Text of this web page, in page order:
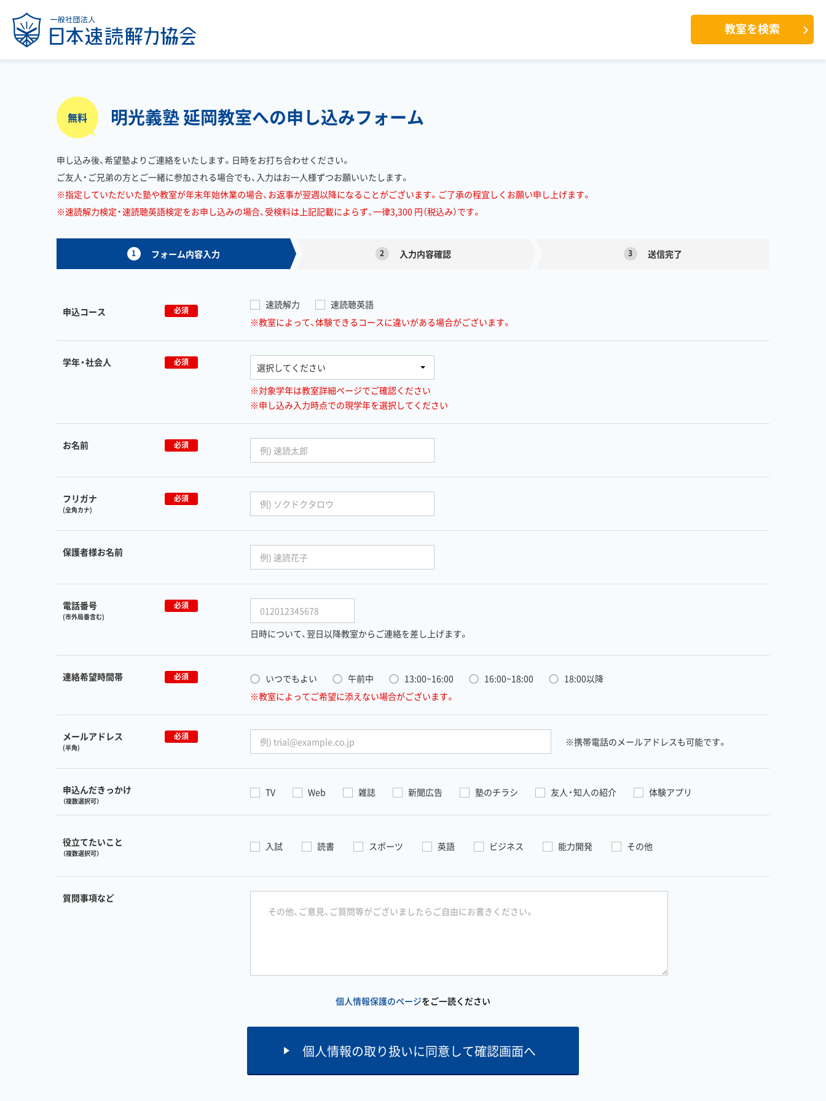
教室を検索
無料 明光義塾 延岡教室への申し込みフォーム
申し込み後、希望塾よりご連絡をいたします。日時をお打ち合わせください。
ご友人・ご兄弟の方とご一緒に参加される場合でも、入力はお一人様ずつお願いいたします。
※指定していただいた塾や教室が年末年始休業の場合、お返事が翌週以降になることがございます。ご了承の程宜しくお願い申し上げます。
※速読解力検定・速読聴英語検定をお申し込みの場合、受検料は上記記載によらず、一律3,300 円（税込み）です。
1 フォーム内容入力 2 入力内容確認 3 送信完了
申込コース 必須 速読解力
速読聴英語
※教室によって、体験できるコースに違いがある場合がございます。
学年・社会人 必須
※対象学年は教室詳細ページでご確認ください
※申し込み入力時点での現学年を選択してください
お名前 必須
フリガナ
(全角カナ)
必須
保護者様お名前
電話番号
(市外局番含む)
必須
日時について、 翌日以降教室からご連絡を差し上げます。
連絡希望時間帯 必須 いつでもよい 午前中 13:00~16:00 16:00~18:00
18:00以降
※教室によってご希望に添えない場合がございます。
メールアドレス
(半角)
必須 ※携帯電話のメールアドレスも可能です。
申込んだきっかけ
（複数選択可）
TV Web 雑誌 新聞広告 塾のチラシ 友人・知人の紹介 体験アプリ
役立てたいこと
（複数選択可）
入試 読書 スポーツ 英語 ビジネス 能力開発 その他
質問事項など
個人情報保護のページをご一読ください